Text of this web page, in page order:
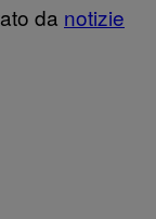
da notizie